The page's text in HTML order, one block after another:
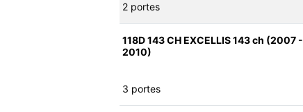
2 portes
118D 143 CH EXCELLIS 143 ch (2007 -
2010)
3 portes